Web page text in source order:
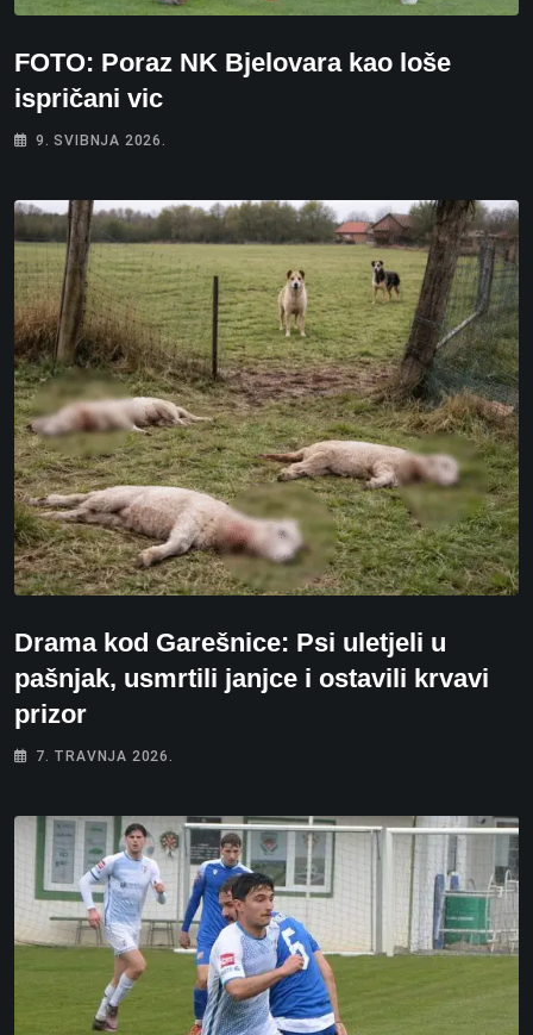
FOTO: Poraz NK Bjelovara kao loše
ispričani vic
9. SVIBNJA 2026.
Drama kod Garešnice: Psi uletjeli u
pašnjak, usmrtili janjce i ostavili krvavi
prizor
7. TRAVNJA 2026.